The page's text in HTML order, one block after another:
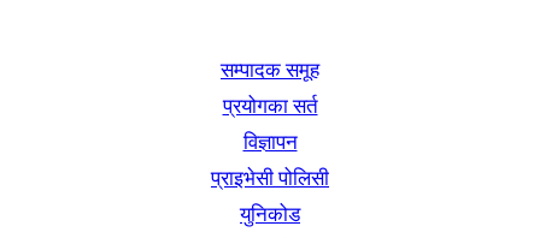
सम्पादक समूह
प्रयोगका सर्त
विज्ञापन
प्राइभेसी पोलिसी
युनिकोड